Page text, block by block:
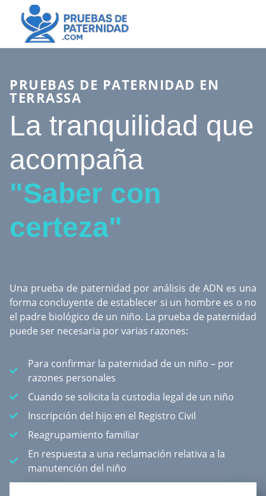
PRUEBAS DE PATERNIDAD EN
TERRASSA
La tranquilidad que
acompaña
"Saber con
certeza"
Una prueba de paternidad por análisis de ADN es una
forma concluyente de establecer si un hombre es o no
el padre biológico de un niño. La prueba de paternidad
puede ser necesaria por varias razones:
Para confirmar la paternidad de un niño – por
razones personales
Cuando se solicita la custodia legal de un niño
Inscripción del hijo en el Registro Civil
Reagrupamiento familiar
En respuesta a una reclamación relativa a la
manutención del niño